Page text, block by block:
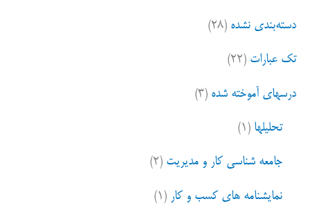
دسته‌بندی نشده (۲۸)
تک عبارات (۲۲)
درسهای آموخته شده (۳)
تحلیلها (۱)
جامعه شناسی کار و مدیریت (۲)
نمایشنامه های کسب و کار (۱)